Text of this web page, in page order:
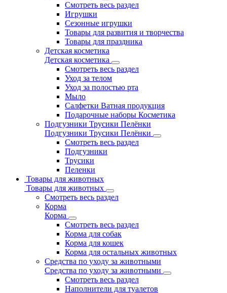
Смотреть весь раздел
Игрушки
Сезонные игрушки
Товары для развития и творчества
Товары для праздника
Детская косметика
Детская косметика
Смотреть весь раздел
Уход за телом
Уход за полостью рта
Мыло
Салфетки Ватная продукция
Подарочные наборы Косметика
Подгузники Трусики Пелёнки
Подгузники Трусики Пелёнки
Смотреть весь раздел
Подгузники
Трусики
Пеленки
Товары для животных
Товары для животных
Смотреть весь раздел
Корма
Корма
Смотреть весь раздел
Корма для собак
Корма для кошек
Корма для остальных животных
Средства по уходу за животными
Средства по уходу за животными
Смотреть весь раздел
Наполнители для туалетов